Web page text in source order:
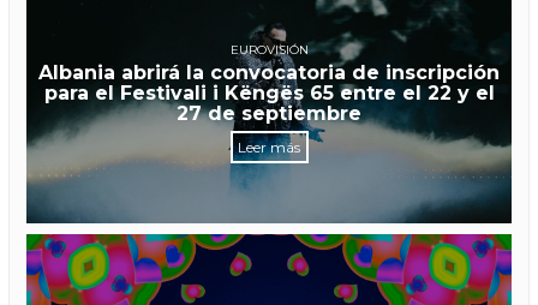
EUROVISIÓN
Albania abrirá la convocatoria de inscripción
para el Festivali i Këngës 65 entre el 22 y el
27 de septiembre
Leer más